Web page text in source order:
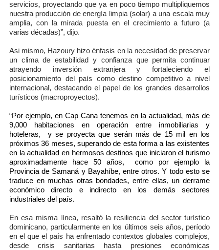
servicios, proyectando que ya en poco tiempo multipliquemos
nuestra producción de energía limpia (solar) a una escala muy
amplia, con la mirada puesta en el crecimiento a futuro (a
varias décadas)”, dijo.
Asi mismo, Hazoury hizo énfasis en la necesidad de preservar
un clima de estabilidad y confianza que permita continuar
atrayendo inversión extranjera y fortaleciendo el
posicionamiento del país como destino competitivo a nivel
internacional, destacando el papel de los grandes desarrollos
turísticos (macroproyectos).
“Por ejemplo, en Cap Cana tenemos en la actualidad, más de
9,000 habitaciones en operación entre inmobiliarias y
hoteleras,
y se proyecta que serán más de 15 mil en los
próximos 36 meses, superando de esta forma a las existentes
en la actualidad en hermosos destinos que iniciaron el turismo
aproximadamente hace 50 años,
como por ejemplo la
Provincia de Samaná y Bayahíbe, entre otros. Y todo esto se
traduce en muchas otras bondades, entre ellas, un derrame
económico directo e indirecto en los demás sectores
industriales del país.
En esa misma línea, resaltó la resiliencia del sector turístico
dominicano, particularmente en los últimos seis años, período
en el que el país ha enfrentado contextos globales complejos,
desde crisis sanitarias hasta presiones económicas